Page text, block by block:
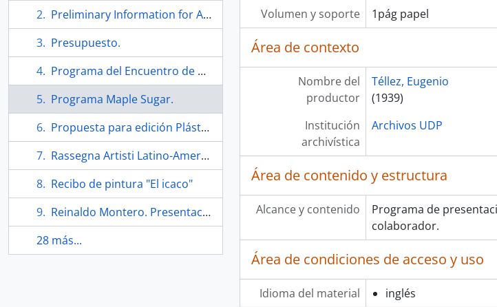
Preliminary Information for Atelier 17 Retrospective.
Presupuesto.
Programa del Encuentro de grabado 87.
Programa Maple Sugar.
Propuesta para edición Plástico-Poética.
Rassegna Artisti Latino-Americani D'Avaguardia. Folleto
Recibo de pintura "El icaco"
Reinaldo Montero. Presentación de libro.
28 más...
Volumen y soporte
1pág papel
Área de contexto
Nombre del
productor
Téllez, Eugenio
(1939)
Institución
archivística
Archivos UDP
Área de contenido y estructura
Alcance y contenido
Programa de
colaborador.
Área de condiciones de acceso y uso
Idioma del material inglés